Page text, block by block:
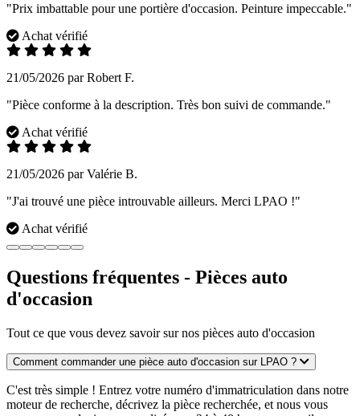
"Prix imbattable pour une portière d'occasion. Peinture impeccable."
Achat vérifié
21/05/2026 par Robert F.
"Pièce conforme à la description. Très bon suivi de commande."
Achat vérifié
21/05/2026 par Valérie B.
"J'ai trouvé une pièce introuvable ailleurs. Merci LPAO !"
Achat vérifié
Questions fréquentes - Pièces auto
d'occasion
Tout ce que vous devez savoir sur nos pièces auto d'occasion
Comment commander une pièce auto d'occasion sur LPAO ?
C'est très simple ! Entrez votre numéro d'immatriculation dans notre
moteur de recherche, décrivez la pièce recherchée, et nous vous